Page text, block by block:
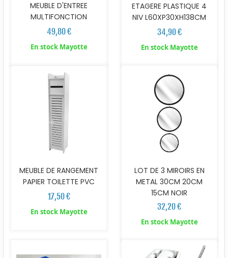
MEUBLE D'ENTREE
MULTIFONCTION
49,80 €
En stock Mayotte
ETAGERE PLASTIQUE 4
NIV L60XP30XH138CM
34,90 €
En stock Mayotte
MEUBLE DE RANGEMENT
PAPIER TOILETTE PVC
17,50 €
En stock Mayotte
LOT DE 3 MIROIRS EN
METAL 30CM 20CM
15CM NOIR
32,20 €
En stock Mayotte